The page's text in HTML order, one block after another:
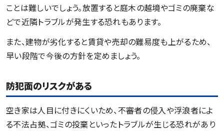
ことは難しいでしょう。放置すると庭木の越境やゴミの廃棄な
どで近隣トラブルが発生する恐れもあります。
また、建物が劣化すると賃貸や売却の難易度も上がるため、
早い段階で今後の方針を定めましょう。
防犯面のリスクがある
空き家は人目に付きにくいため、不審者の侵入や浮浪者によ
る不法占拠、ゴミの投棄といったトラブルが生じる恐れがあり